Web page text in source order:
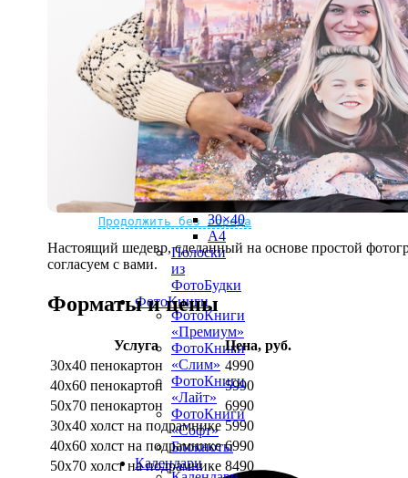
Не нашли Ваш город?
Мы доставляем по всему миру
Продолжить без города
30х40
А4
Фото
в
рамке
10х10
10×15
13×18
15×15
15×20
20×20
20×30
30×30
30×40
A4
Полоски
из
ФотоБудки
ФотоКниги
ФотоКниги
«Премиум»
ФотоКниги
«Слим»
ФотоКниги
«Лайт»
ФотоКниги
«Софт»
Блокноты
Календари
Настоящий шедевр, сделанный на основе простой
согласуем с вами.
Форматы и цены
Услуга
Цена, руб.
30х40 пенокартон
4990
40х60 пенокартон
5990
50х70 пенокартон
6990
30х40 холст на подрамнике 5990
40х60 холст на подрамнике 6990
50х70 холст на подрамнике 8490